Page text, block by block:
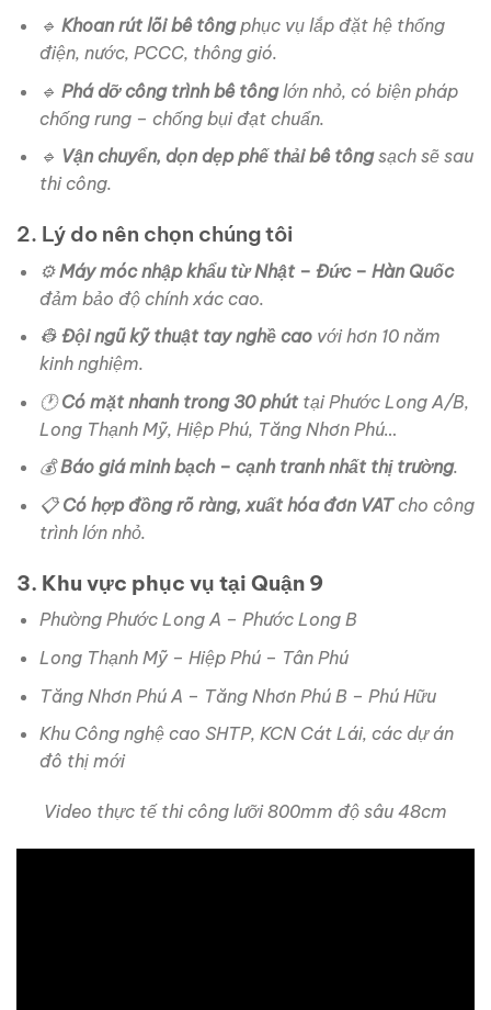
🔹 Khoan rút lõi bê tôngphục vụ lắp đặt hệ thống
điện, nước, PCCC, thông gió.
🔹 Phá dỡ công trình bê tônglớn nhỏ, có biện pháp
chống rung – chống bụi đạt chuẩn.
🔹 Vận chuyển, dọn dẹp phế thải bê tôngsạch sẽ sau
thi công.
2. Lý do nên chọn chúng tôi
⚙️Máy móc nhập khẩu từ Nhật – Đức – Hàn Quốc
đảm bảo độ chính xác cao.
👷 Đội ngũ kỹ thuật tay nghề caovới hơn 10 năm
kinh nghiệm.
🕐Có mặt nhanh trong 30 phúttại Phước Long A/B,
Long Thạnh Mỹ, Hiệp Phú, Tăng Nhơn Phú…
💰Báo giá minh bạch – cạnh tranh nhất thị trường.
📋 Có hợp đồng rõ ràng, xuất hóa đơn VATcho công
trình lớn nhỏ.
3. Khu vực phục vụ tại Quận 9
Phường Phước Long A – Phước Long B
Long Thạnh Mỹ – Hiệp Phú – Tân Phú
Tăng Nhơn Phú A – Tăng Nhơn Phú B – Phú Hữu
Khu Công nghệ cao SHTP, KCN Cát Lái, các dự án
đô thị mới
Video thực tế thi công lưỡi 800mm độ sâu 48cm